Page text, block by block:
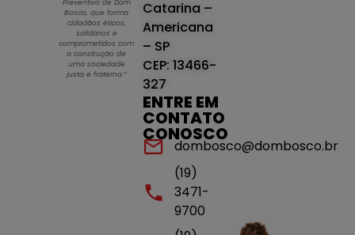
Preventivo de Dom
Bosco, que forma
cidadãos éticos,
solidários e
comprometidos com
a construção de
uma sociedade
justa e fraterna.”
Catarina –
Americana
– SP
CEP: 13466-
327
ENTRE EM
CONTATO
CONOSCO
dombosco@dombosco.br
(19)
3471-
9700